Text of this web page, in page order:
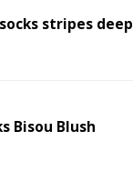
stripes deep
Bisou Blush